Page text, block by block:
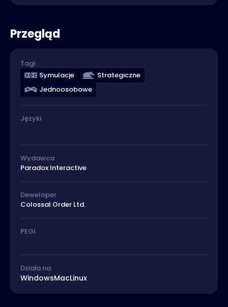
Przegląd
Tagi
Symulacje
Strategiczne
Jednoosobowe
Języki
Wydawca
Paradox Interactive
Deweloper
Colossal Order Ltd.
PEGI
Działa na
WindowsMacLinux